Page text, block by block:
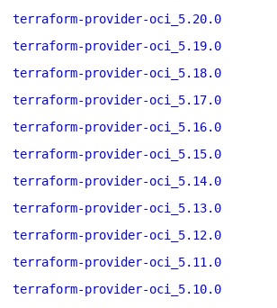
terraform-provider-oci_5.20.0
terraform-provider-oci_5.19.0
terraform-provider-oci_5.18.0
terraform-provider-oci_5.17.0
terraform-provider-oci_5.16.0
terraform-provider-oci_5.15.0
terraform-provider-oci_5.14.0
terraform-provider-oci_5.13.0
terraform-provider-oci_5.12.0
terraform-provider-oci_5.11.0
terraform-provider-oci_5.10.0